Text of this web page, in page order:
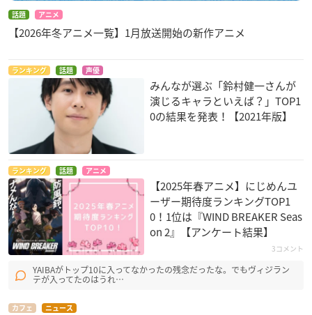
話題 アニメ
【2026年冬アニメ一覧】1月放送開始の新作アニメ
ランキング 話題 声優
みんなが選ぶ「鈴村健一さんが
演じるキャラといえば？」TOP1
0の結果を発表！【2021年版】
ランキング 話題 アニメ
【2025年春アニメ】にじめんユ
ーザー期待度ランキングTOP1
0！1位は『WIND BREAKER Seas
on 2』【アンケート結果】
3コメント
YAIBAがトップ10に入ってなかったの残念だったな。でもヴィジラン
テが入ってたのはうれ…
カフェ ニュース